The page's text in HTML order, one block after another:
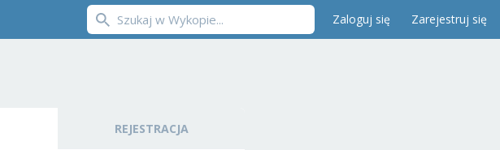
Zaloguj się Zarejestruj się
REJESTRACJA